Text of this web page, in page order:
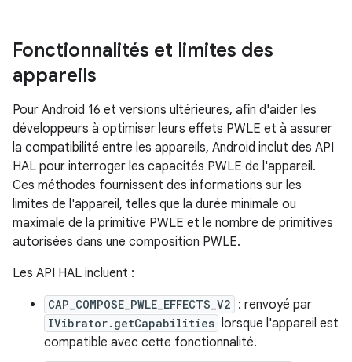
Fonctionnalités et limites des
appareils
Pour Android 16 et versions ultérieures, afin d'aider les
développeurs à optimiser leurs effets PWLE et à assurer
la compatibilité entre les appareils, Android inclut des API
HAL pour interroger les capacités PWLE de l'appareil.
Ces méthodes fournissent des informations sur les
limites de l'appareil, telles que la durée minimale ou
maximale de la primitive PWLE et le nombre de primitives
autorisées dans une composition PWLE.
Les API HAL incluent :
CAP_COMPOSE_PWLE_EFFECTS_V2 : renvoyé par
IVibrator.getCapabilities lorsque l'appareil est
compatible avec cette fonctionnalité.